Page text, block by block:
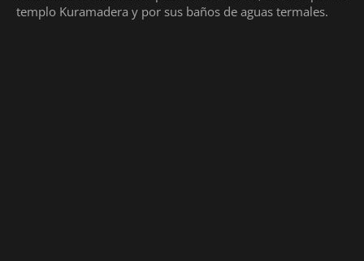
templo Kuramadera y por sus baños de aguas termales.